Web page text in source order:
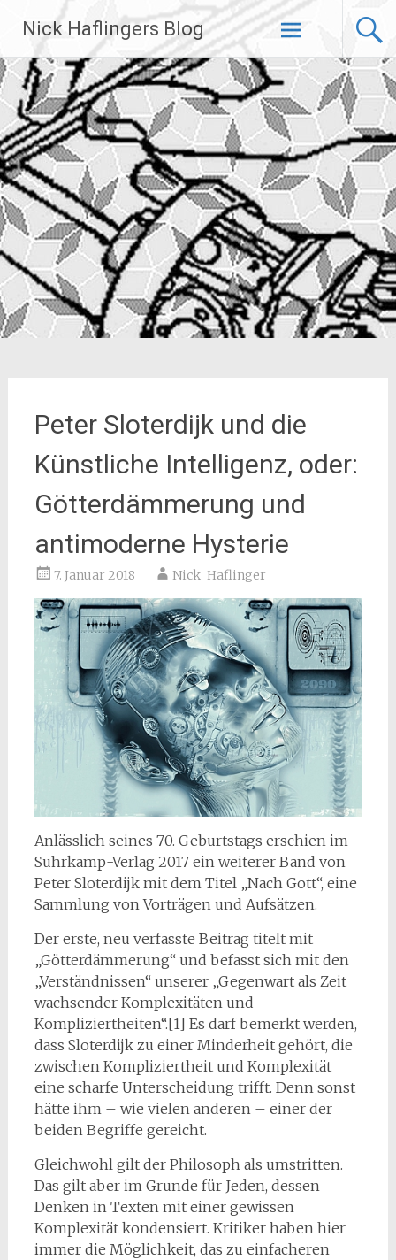
Inhalt
springen
Nick Haflingers Blog
Peter Sloterdijk und die
Künstliche Intelligenz, oder:
Götterdämmerung und
antimoderne Hysterie
7. Januar 2018 Nick_Haflinger
Anlässlich seines 70. Geburtstags erschien im
Suhrkamp-Verlag 2017 ein weiterer Band von
Peter Sloterdijk mit dem Titel „Nach Gott“, eine
Sammlung von Vorträgen und Aufsätzen.
Der erste, neu verfasste Beitrag titelt mit
„Götterdämmerung“ und befasst sich mit den
„Verständnissen“ unserer „Gegenwart als Zeit
wachsender Komplexitäten und
Kompliziertheiten“.[1] Es darf bemerkt werden,
dass Sloterdijk zu einer Minderheit gehört, die
zwischen Kompliziertheit und Komplexität
eine scharfe Unterscheidung trifft. Denn sonst
hätte ihm – wie vielen anderen – einer der
beiden Begriffe gereicht.
Gleichwohl gilt der Philosoph als umstritten.
Das gilt aber im Grunde für Jeden, dessen
Denken in Texten mit einer gewissen
Komplexität kondensiert. Kritiker haben hier
immer die Möglichkeit, das zu einfacheren